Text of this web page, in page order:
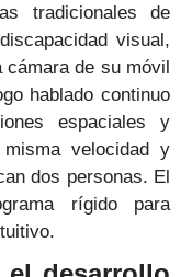
tradicionales de
visual,
cámara de su móvil
hablado continuo
espaciales y
velocidad y
dos personas. El
rígido para